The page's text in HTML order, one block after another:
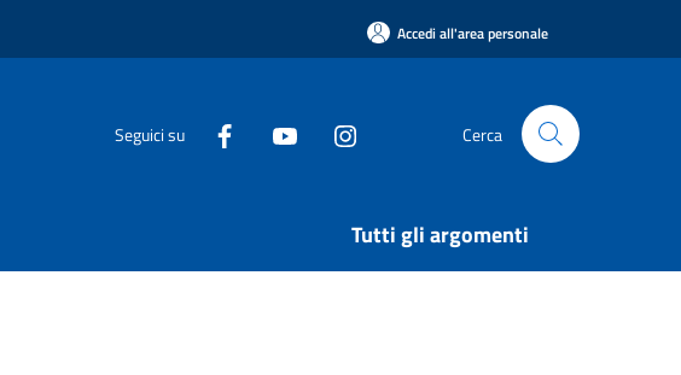
Accedi all'area personale
Seguici su Cerca
Tutti gli argomenti